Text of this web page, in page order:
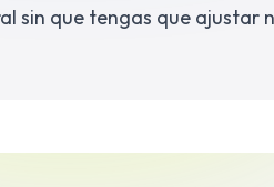
sin que tengas que ajustar